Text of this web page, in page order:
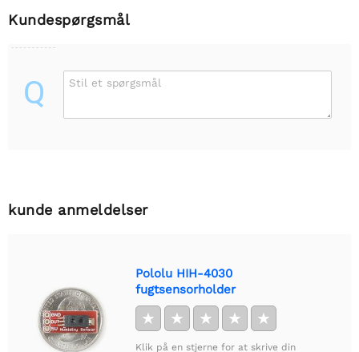
Kundespørgsmål
Q Stil et spørgsmål
kunde anmeldelser
Pololu HIH-4030
fugtsensorholder
★ ★ ★ ★ ★
Klik på en stjerne for at skrive din